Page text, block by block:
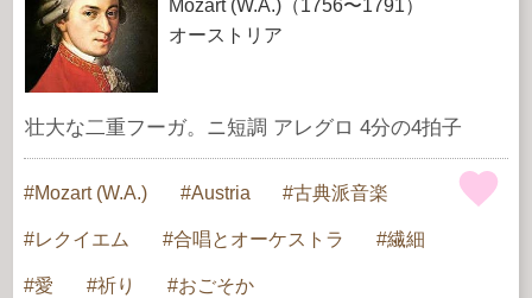
Mozart (W.A.)（1756〜1791）
オーストリア
壮大な二重フーガ。ニ短調 アレグロ 4分の4拍子
Mozart (W.A.) Austria 古典派音楽
レクイエム 合唱とオーケストラ 繊細
愛 祈り おごそか